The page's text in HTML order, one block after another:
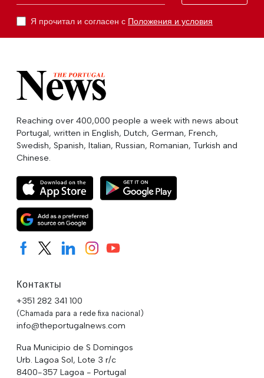
Я прочитал и согласен с Положения и условия
Reaching over 400,000 people a week with news about
Portugal, written in English, Dutch, German, French,
Swedish, Spanish, Italian, Russian, Romanian, Turkish and
Chinese.
Контакты
+351 282 341 100
(Chamada para a rede fixa nacional)
info@theportugalnews.com
Rua Municipio de S Domingos
Urb. Lagoa Sol, Lote 3 r/c
8400-357 Lagoa - Portugal